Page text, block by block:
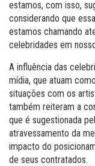
estamos, com isso,
considerando que
estamos chamando
celebridades em
A influência das
mídia, que atuam
situações com os
também reiteram a
que é sugestionada
atravessamento da
impacto do
de seus contratados.